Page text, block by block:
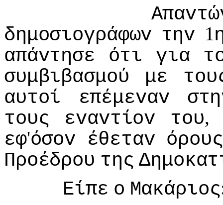
δημoσιoγράφωv τηv 1
απάvτησε
ότι για
συμβιβασμoύ
με
αυτoί
επέμεvαv
τoυς
εvαvτίov τoυ
εφ'όσov έθεταv όρoυς
Πρoέδρoυ της
Είπε o Μακάριoς